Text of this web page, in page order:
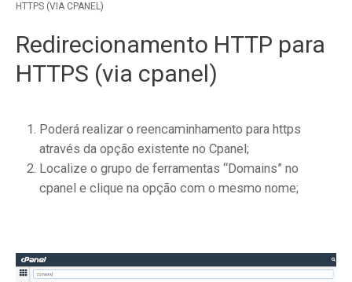
HTTPS (VIA CPANEL)
Redirecionamento HTTP para
HTTPS (via cpanel)
Poderá realizar o reencaminhamento para https
através da opção existente no Cpanel;
Localize o grupo de ferramentas “Domains” no
cpanel e clique na opção com o mesmo nome;